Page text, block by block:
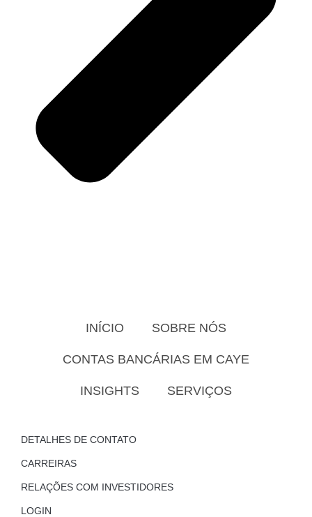
INÍCIO SOBRE NÓS
CONTAS BANCÁRIAS EM CAYE
INSIGHTS SERVIÇOS
DETALHES DE CONTATO
CARREIRAS
RELAÇÕES COM INVESTIDORES
LOGIN